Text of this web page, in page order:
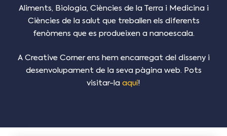
Aliments, Biologia, Ciències de la Terra i Medicina i
Ciències de la salut que treballen els diferents
fenòmens que es produeixen a nanoescala.
A Creative Corner ens hem encarregat del disseny i
desenvolupament de la seva pàgina web. Pots
visitar-la aquí!